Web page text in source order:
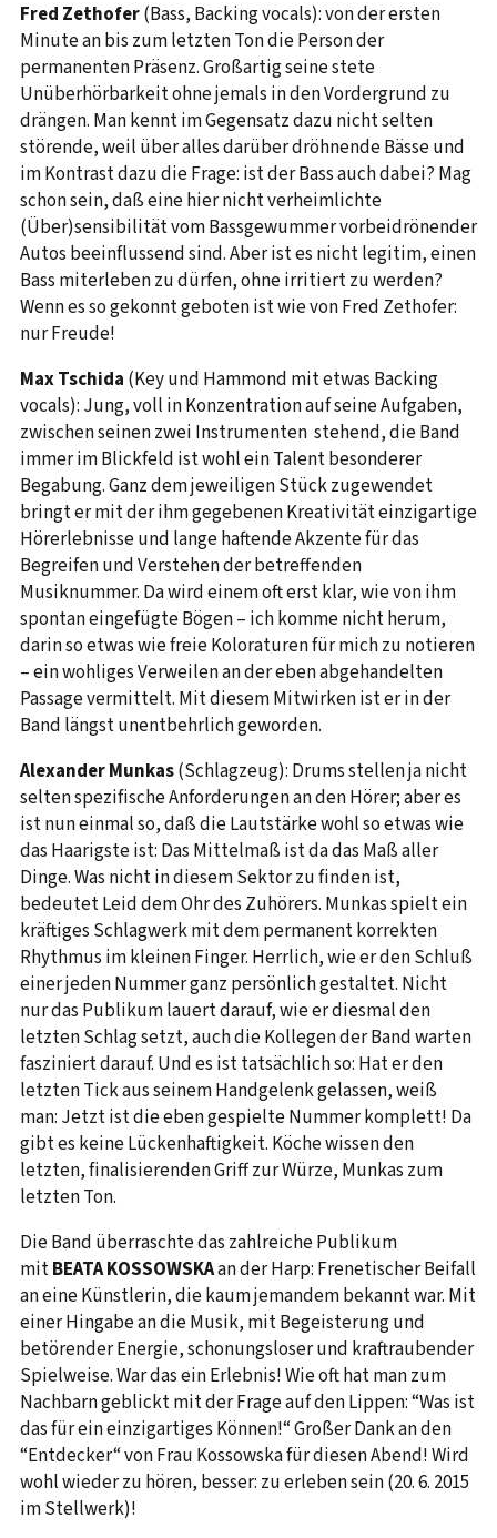
Fred Zethofer(Bass, Backing vocals): von der ersten
Minute an bis zum letzten Ton die Person der
permanenten Präsenz. Großartig seine stete
Unüberhörbarkeit ohne jemals in den Vordergrund zu
drängen. Man kennt im Gegensatz dazu nicht selten
störende, weil über alles darüber dröhnende Bässe und
im Kontrast dazu die Frage: ist der Bass auch dabei? Mag
schon sein, daß eine hier nicht verheimlichte
(Über)sensibilität vom Bassgewummer vorbeidrönender
Autos beeinflussend sind. Aber ist es nicht legitim, einen
Bass miterleben zu dürfen, ohne irritiert zu werden?
Wenn es so gekonnt geboten ist wie von Fred Zethofer:
nur Freude!
Max Tschida (Key und Hammond mit etwas Backing
vocals): Jung, voll in Konzentration auf seine Aufgaben,
zwischen seinen zwei Instrumenten stehend, die Band
immer im Blickfeld ist wohl ein Talent besonderer
Begabung. Ganz dem jeweiligen Stück zugewendet
bringt er mit der ihm gegebenen Kreativität einzigartige
Hörerlebnisse und lange haftende Akzente für das
Begreifen und Verstehen der betreffenden
Musiknummer. Da wird einem oft erst klar, wie von ihm
spontan eingefügte Bögen – ich komme nicht herum,
darin so etwas wie freie Koloraturen für mich zu notieren
– ein wohliges Verweilen an der eben abgehandelten
Passage vermittelt. Mit diesem Mitwirken ist er in der
Band längst unentbehrlich geworden.
Alexander Munkas(Schlagzeug): Drums stellen ja nicht
selten spezifische Anforderungen an den Hörer; aber es
ist nun einmal so, daß die Lautstärke wohl so etwas wie
das Haarigste ist: Das Mittelmaß ist da das Maß aller
Dinge. Was nicht in diesem Sektor zu finden ist,
bedeutet Leid dem Ohr des Zuhörers. Munkas spielt ein
kräftiges Schlagwerk mit dem permanent korrekten
Rhythmus im kleinen Finger. Herrlich, wie er den Schluß
einer jeden Nummer ganz persönlich gestaltet. Nicht
nur das Publikum lauert darauf, wie er diesmal den
letzten Schlag setzt, auch die Kollegen der Band warten
fasziniert darauf. Und es ist tatsächlich so: Hat er den
letzten Tick aus seinem Handgelenk gelassen, weiß
man: Jetzt ist die eben gespielte Nummer komplett! Da
gibt es keine Lückenhaftigkeit. Köche wissen den
letzten, finalisierenden Griff zur Würze, Munkas zum
letzten Ton.
Die Band überraschte das zahlreiche Publikum
mitBEATA KOSSOWSKAan der Harp: Frenetischer Beifall
an eine Künstlerin, die kaum jemandem bekannt war. Mit
einer Hingabe an die Musik, mit Begeisterung und
betörender Energie, schonungsloser und kraftraubender
Spielweise. War das ein Erlebnis! Wie oft hat man zum
Nachbarn geblickt mit der Frage auf den Lippen: “Was ist
das für ein einzigartiges Können!“ Großer Dank an den
“Entdecker“ von Frau Kossowska für diesen Abend! Wird
wohl wieder zu hören, besser: zu erleben sein (20. 6. 2015
im Stellwerk)!